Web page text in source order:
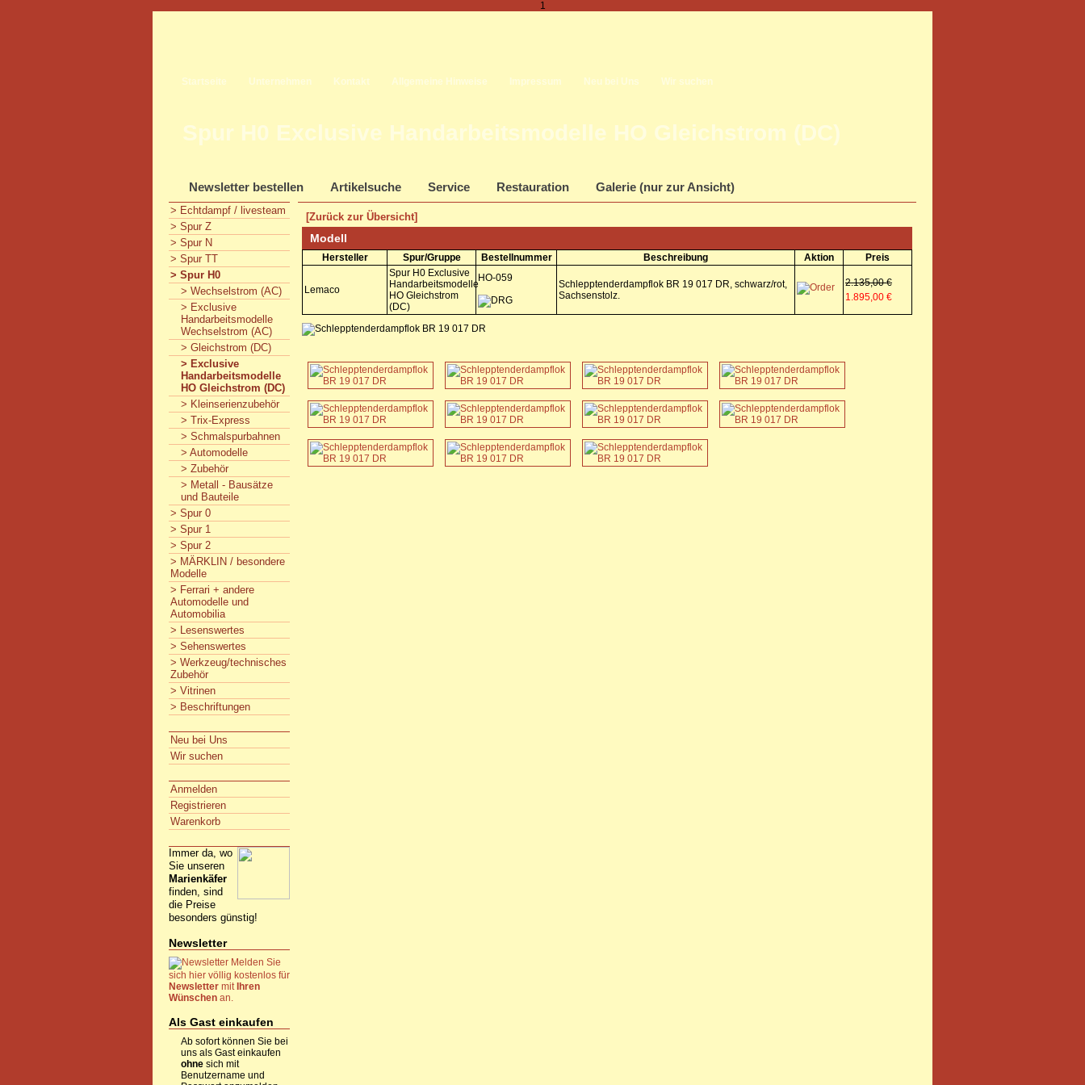
1
Startseite Unternehmen Kontakt Allgemeine Hinweise Impressum Neu bei Uns Wir suchen
Spur H0 Exclusive Handarbeitsmodelle HO Gleichstrom (DC)
Newsletter bestellen Artikelsuche Service Restauration Galerie (nur zur Ansicht)
> Echtdampf / livesteam
> Spur Z
> Spur N
> Spur TT
> Spur H0
> Wechselstrom (AC)
> Exclusive
Handarbeitsmodelle
Wechselstrom (AC)
> Gleichstrom (DC)
> Exclusive
Handarbeitsmodelle
HO Gleichstrom (DC)
> Kleinserienzubehör
> Trix-Express
> Schmalspurbahnen
> Automodelle
> Zubehör
> Metall - Bausätze
und Bauteile
> Spur 0
> Spur 1
> Spur 2
> MÄRKLIN / besondere
Modelle
> Ferrari + andere
Automodelle und
Automobilia
> Lesenswertes
> Sehenswertes
> Werkzeug/technisches
Zubehör
> Vitrinen
> Beschriftungen
Neu bei Uns
Wir suchen
Anmelden
Registrieren
Warenkorb
Immer da, wo
Sie unseren
Marienkäfer
finden, sind
die Preise
besonders günstig!
Newsletter
Melden Sie
sich hier völlig kostenlos für
Newsletter mit Ihren
Wünschen an.
Als Gast einkaufen
Ab sofort können Sie bei
uns als Gast einkaufen
ohne sich mit
Benutzername und
[Zurück zur Übersicht]
Modell
Hersteller Spur/Gruppe Bestellnummer Beschreibung Aktion Preis
Lemaco
Spur H0 Exclusive
Handarbeitsmodelle
HO Gleichstrom
(DC)
HO-059
Schlepptenderdampflok BR 19 017 DR, schwarz/rot,
Sachsenstolz.
2.135,00 €
1.895,00 €